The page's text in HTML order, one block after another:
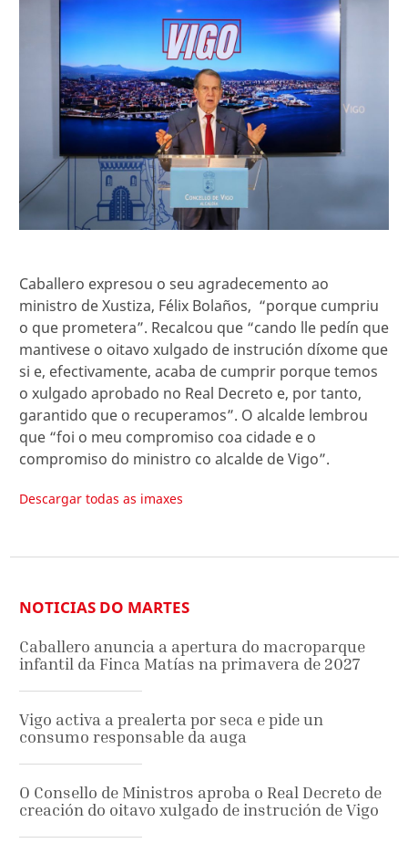
Caballero expresou o seu agradecemento ao
ministro de Xustiza, Félix Bolaños, “porque cumpriu
o que prometera”. Recalcou que “cando lle pedín que
mantivese o oitavo xulgado de instrución díxome que
si e, efectivamente, acaba de cumprir porque temos
o xulgado aprobado no Real Decreto e, por tanto,
garantido que o recuperamos”. O alcalde lembrou
que “foi o meu compromiso coa cidade e o
compromiso do ministro co alcalde de Vigo”.
Descargar todas as imaxes
NOTICIAS DO MARTES
Caballero anuncia a apertura do macroparque
infantil da Finca Matías na primavera de 2027
Vigo activa a prealerta por seca e pide un
consumo responsable da auga
O Consello de Ministros aproba o Real Decreto de
creación do oitavo xulgado de instrución de Vigo